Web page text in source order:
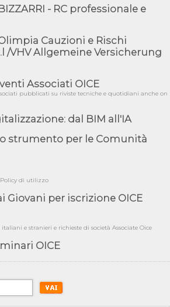
europea in Cdm per recepimento
e PNRR è legge: approvata oggi la
sul DDL di riforma della responsabilità
la Relazione illustrativa al Bando tipo
DATE: Assemblea Pubblica Confindustria
OICE per il bando della Città metropolitana
per il bando della Giunta Regionale della
cancellazioni da elenchi professionisti
Sustainable Buildings Competition -
financing: progetto di fattibilità da
Anac corruzione 2020-2026: procedimenti
alla gara non equivale ad
- RC professionale e
Cauzioni e Rischi
/VHV Allgemeine Versicherung
Associati OICE
pubblicati su riviste tecniche e quotidiani anche on
dal BIM all'IA
strumento per le Comunità
Policy di utilizzo
Giovani per iscrizione OICE
e stranieri e richieste di società Associate Oice
OICE